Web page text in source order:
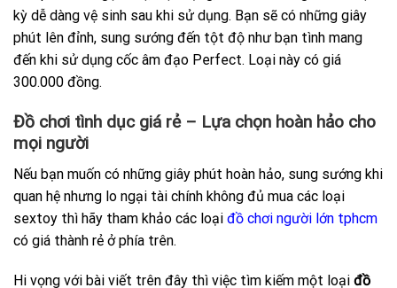
kỳ dễ dàng vệ sinh sau khi sử dụng. Bạn sẽ có những giây
phút lên đỉnh, sung sướng đến tột độ như bạn tình mang
đến khi sử dụng cốc âm đạo Perfect. Loại này có giá
300.000 đồng.
Đồ chơi tình dục giá rẻ – Lựa chọn hoàn hảo cho
mọi người
Nếu bạn muốn có những giây phút hoàn hảo, sung sướng khi
quan hệ nhưng lo ngại tài chính không đủ mua các loại
sextoy thì hãy tham khảo các loại đồ chơi người lớn tphcm
có giá thành rẻ ở phía trên.
Hi vọng với bài viết trên đây thì việc tìm kiếm một loại đồ